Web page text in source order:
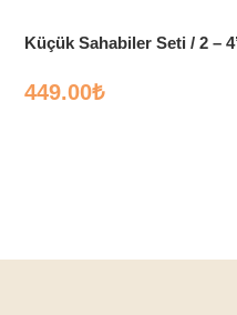
Küçük Sahabiler Seti / 2 –
449.00₺